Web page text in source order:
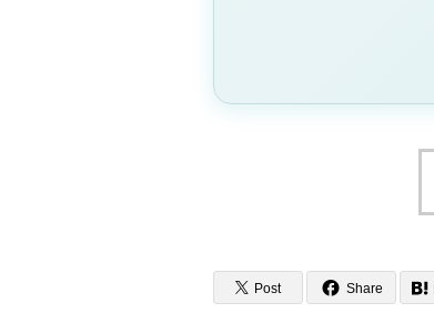
Post Share